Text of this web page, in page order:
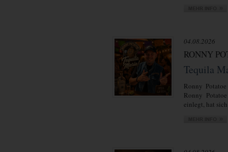
04.08.2026
RONNY
Tequila
Ronny
Ronny
einlegt, hat